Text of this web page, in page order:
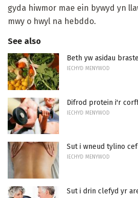
gyda hiwmor mae ein bywyd yn
mwy o hwyl na hebddo.
See also
Beth yw asidau
IECHYD MENYWOD
Difrod protein i'r
IECHYD MENYWOD
Sut i wneud tylino
IECHYD MENYWOD
Sut i drin clefyd yr